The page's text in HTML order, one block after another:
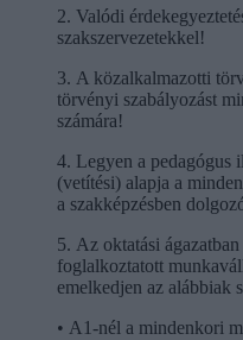
2. Valódi
szakszervezetekkel!
3. A közalkalmazotti
törvényi szabályozást
számára!
4. Legyen a pedagógus
(vetítési) alapja a
a szakképzésben
5. Az oktatási
foglalkoztatott
emelkedjen az alábbiak
• A1-nél a mindenkori